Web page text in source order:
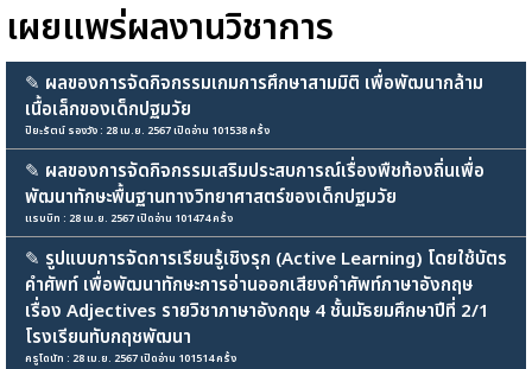
เผยแพร่ผลงานวิชาการ
✎ ผลของการจัดกิจกรรมเกมการศึกษาสามมิติ เพื่อพัฒนากล้าม
เนื้อเล็กของเด็กปฐมวัย
ปิยะรัตน์ รองวัง : 28 เม.ย. 2567 เปิดอ่าน 101538 ครั้ง
✎ ผลของการจัดกิจกรรมเสริมประสบการณ์เรื่องพืชท้องถิ่นเพื่อ
พัฒนาทักษะพื้นฐานทางวิทยาศาสตร์ของเด็กปฐมวัย
แรบบิท : 28 เม.ย. 2567 เปิดอ่าน 101474 ครั้ง
✎ รูปแบบการจัดการเรียนรู้เชิงรุก (Active Learning) โดยใช้บัตร
คำศัพท์ เพื่อพัฒนาทักษะการอ่านออกเสียงคำศัพท์ภาษาอังกฤษ
เรื่อง Adjectives รายวิชาภาษาอังกฤษ 4 ชั้นมัธยมศึกษาปีที่ 2/1
โรงเรียนทับกฤชพัฒนา
ครูโดนัท : 28 เม.ย. 2567 เปิดอ่าน 101514 ครั้ง